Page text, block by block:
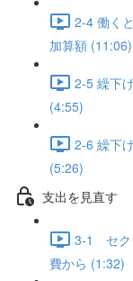
2-4 働く
加算額 (11:06)
2-5 繰下
(4:55)
2-6 繰下
(5:26)
支出を見直す
3-1 セク
費から (1:32)